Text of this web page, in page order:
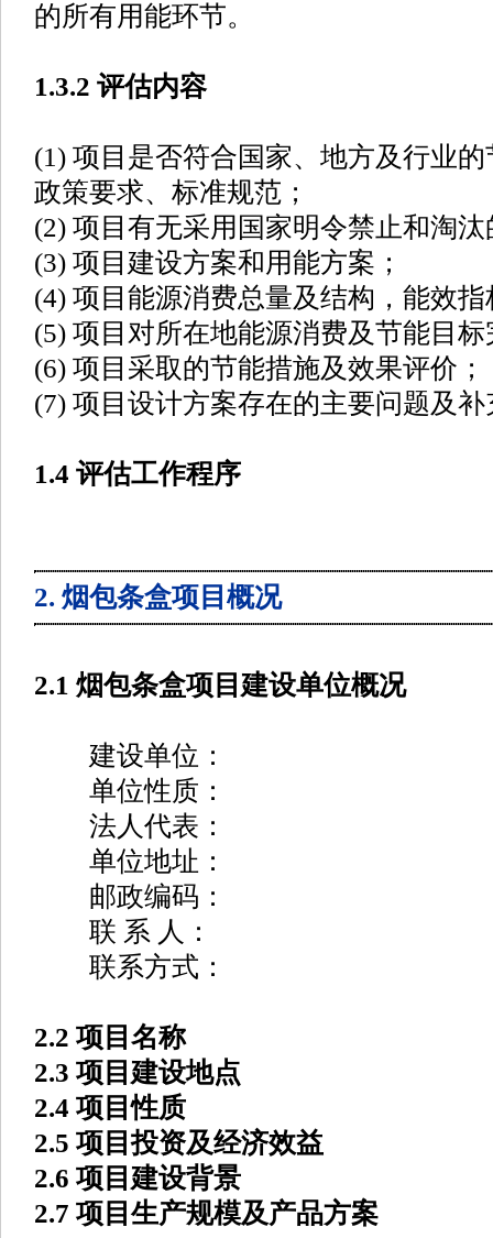
的所有用能环节。
1.3.2 评估内容
(1) 项目是否符合国家、地方及行业
政策要求、标准规范；
(2) 项目有无采用国家明令禁止和淘
(3) 项目建设方案和用能方案；
(4) 项目能源消费总量及结构，能效
(5) 项目对所在地能源消费及节能目
(6) 项目采取的节能措施及效果评价；
(7) 项目设计方案存在的主要问题及
1.4 评估工作程序
2. 烟包条盒项目概况
2.1 烟包条盒项目建设单位概况
建设单位：
单位性质：
法人代表：
单位地址：
邮政编码：
联 系 人：
联系方式：
2.2 项目名称
2.3 项目建设地点
2.4 项目性质
2.5 项目投资及经济效益
2.6 项目建设背景
2.7 项目生产规模及产品方案